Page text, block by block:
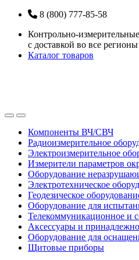
Перейти
навигации
Перейти
содержанию
8 (800) 777-85-58
Контрольно-
с доставкой во все
Каталог товаров
OpenClose
Компоненты ВЧ/СВЧ
Радиоизмерительное
Электроизмерительное
Измерители параметров
Оборудование
Электротехническое
Геодезическое
Оборудование для
Телекоммуникационное и
Аксессуары и
Оборудование для
Щитовые приборы